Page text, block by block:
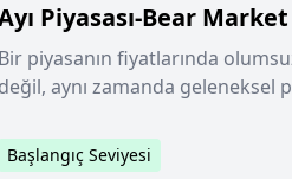
Piyasası-Bear Market
piyasanın fiyatlarında
aynı zamanda geleneksel
Başlangıç Seviyesi